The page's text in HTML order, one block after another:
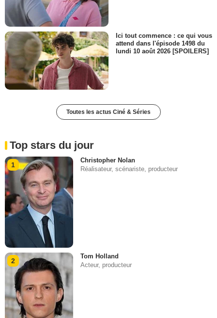
Ici tout commence : ce qui vous
attend dans l'épisode 1498 du
lundi 10 août 2026 [SPOILERS]
Toutes les actus Ciné & Séries
Top stars du jour
1
Christopher Nolan
Réalisateur, scénariste, producteur
2
Tom Holland
Acteur, producteur